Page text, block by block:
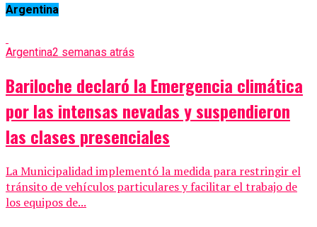
Argentina
Argentina2 semanas atrás
Bariloche declaró la Emergencia climática
por las intensas nevadas y suspendieron
las clases presenciales
La Municipalidad implementó la medida para restringir el
tránsito de vehículos particulares y facilitar el trabajo de
los equipos de...